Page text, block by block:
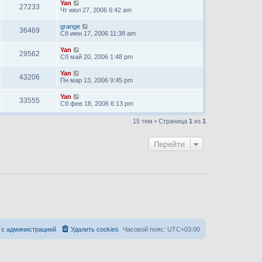
27233
Yan
Чт июл 27, 2006 6:42 am
36469
grange
Сб июн 17, 2006 11:38 am
29562
Yan
Сб май 20, 2006 1:48 pm
43206
Yan
Пн мар 13, 2006 9:45 pm
33555
Yan
Сб фев 18, 2006 6:13 pm
15 тем • Страница 1 из 1
Перейти
Часовой пояс: UTC+03:00
Удалить cookies
администрацией